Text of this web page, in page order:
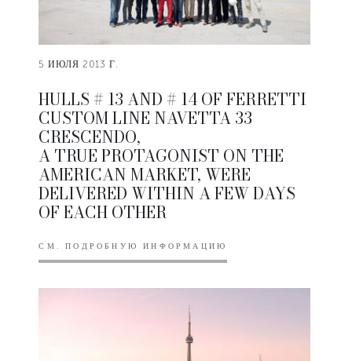
5 ИЮЛЯ 2013 Г.
HULLS # 13 AND # 14 OF FERRETTI
CUSTOM LINE NAVETTA 33
CRESCENDO,
A TRUE PROTAGONIST ON THE
AMERICAN MARKET, WERE
DELIVERED WITHIN A FEW DAYS
OF EACH OTHER
СМ. ПОДРОБНУЮ ИНФОРМАЦИЮ